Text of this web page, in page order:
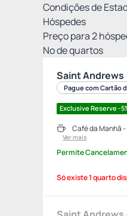
Condições de
Hóspedes
Preço para2
Nº de quartos
Saint Andrews
Pague com Cartão
Exclusive Reserve -
Café da Manhã
Ver mais
Permite
Só existe 1 quarto